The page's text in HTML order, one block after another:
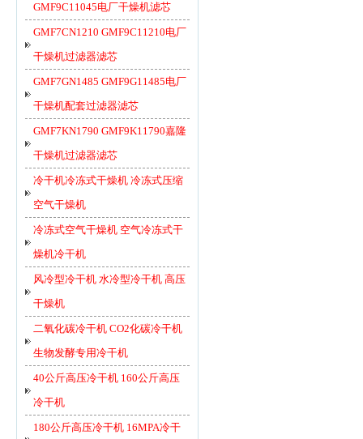
GMF9C11045电厂干燥机滤芯
GMF7CN1210 GMF9C11210电厂
干燥机过滤器滤芯
GMF7GN1485 GMF9G11485电厂
干燥机配套过滤器滤芯
GMF7KN1790 GMF9K11790嘉隆
干燥机过滤器滤芯
冷干机冷冻式干燥机 冷冻式压缩
空气干燥机
冷冻式空气干燥机 空气冷冻式干
燥机冷干机
风冷型冷干机 水冷型冷干机 高压
干燥机
二氧化碳冷干机 CO2化碳冷干机
生物发酵专用冷干机
40公斤高压冷干机 160公斤高压
冷干机
180公斤高压冷干机 16MPA冷干